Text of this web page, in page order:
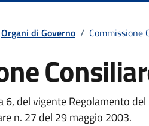
Organi di Governo / Commissione
6, del vigente Regolamento
n. 27 del 29 maggio 2003.